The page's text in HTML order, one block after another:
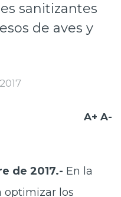
sanitizantes
de aves y
A+ A-
de 2017.- En la
optimizar los